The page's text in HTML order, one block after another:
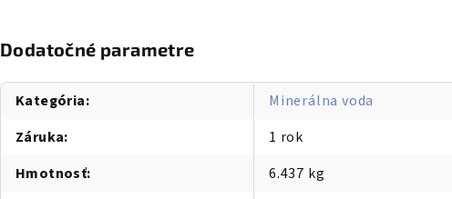
Dodatočné parametre
Kategória:
Minerálna voda
Záruka:
1 rok
Hmotnosť:
6.437 kg